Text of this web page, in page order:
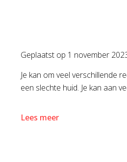
Geplaatst op 1 november
Je kan om veel verschillende
een slechte huid. Je kan aan
Lees meer